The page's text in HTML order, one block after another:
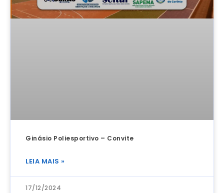
Ginásio Poliesportivo – Convite
LEIA MAIS »
17/12/2024